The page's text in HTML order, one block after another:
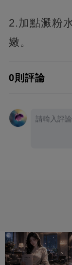
2.加點澱粉
嫩。
0則評論